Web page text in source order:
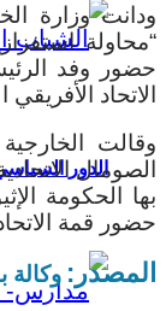
الدور
ودانت وزارة
“محاولة
حضور وفد
الاتحاد
وقالت
الصومال
بها الحكومة
حضور قمة الاتحاد الأفريقي
المصدر: وكالة